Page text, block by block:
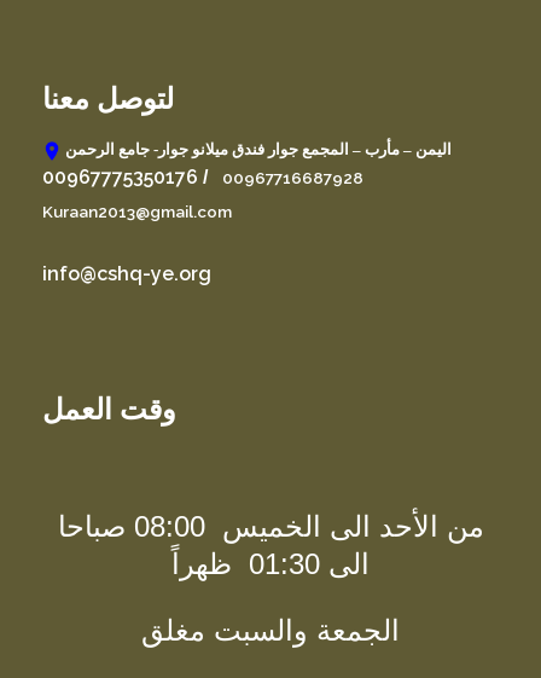
لتوصل معنا
اليمن – مأرب – المجمع جوار فندق ميلانو جوار- جامع الرحمن
00967716687928
/
00967775350176
Kuraan2013@gmail.com
info@cshq-ye.org
وقت العمل
من الأحد الى الخميس 08:00 صباحا
الى 01:30 ظهراً
الجمعة والسبت مغلق